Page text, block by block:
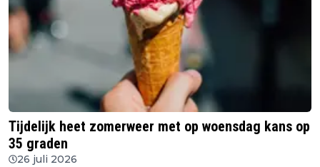
Tijdelijk heet zomerweer met op woensdag kans op
35 graden
26 juli 2026